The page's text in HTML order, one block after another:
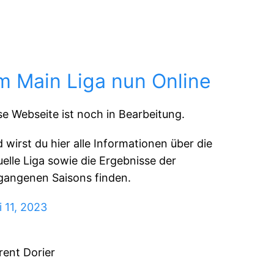
Main Liga nun Online
Webseite ist noch in Bearbeitung.
wirst du hier alle Informationen über die
Liga sowie die Ergebnisse der
Saisons finden.
11, 2023
Dorier